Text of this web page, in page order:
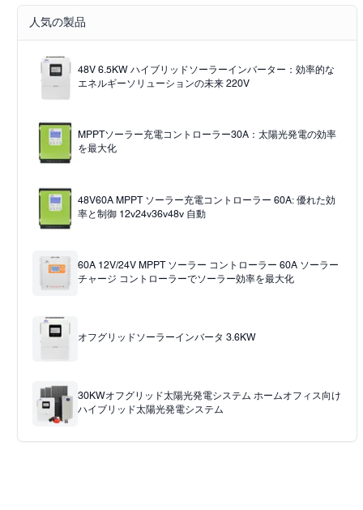
MPPTソーラー充電コントローラー
人気の製品
48V 6.5KW ハイブリッドソーラーインバーター：効率的な
エネルギーソリューションの未来 220V
MPPTソーラー充電コントローラー30A：太陽光発電の効率
を最大化
48V60A MPPT ソーラー充電コントローラー 60A: 優れた効
率と制御 12v24v36v48v 自動
60A 12V/24V MPPT ソーラー コントローラー 60A ソーラー
チャージ コントローラーでソーラー効率を最大化
オフグリッドソーラーインバータ 3.6KW
30KWオフグリッド太陽光発電システム ホームオフィス向け
ハイブリッド太陽光発電システム